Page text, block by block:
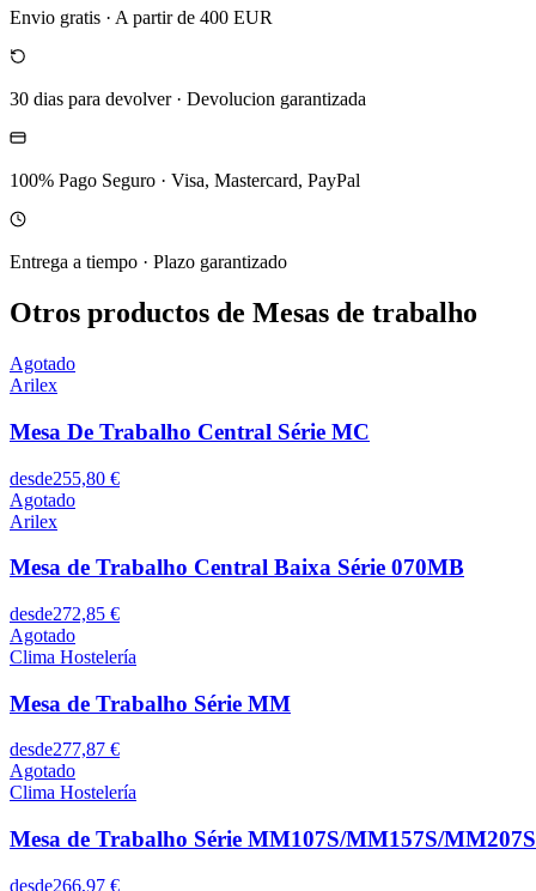
Envio gratis · A partir de 400 EUR
30 dias para devolver· Devolucion garantizada
100% Pago Seguro · Visa, Mastercard, PayPal
Entrega a tiempo · Plazo garantizado
Otros productos de Mesas de trabalho
Agotado
Arilex
Mesa De Trabalho Central Série MC
desde255,80 €
Agotado
Arilex
Mesa de Trabalho Central Baixa Série 070MB
desde272,85 €
Agotado
Clima Hostelería
Mesa de Trabalho Série MM
desde277,87 €
Agotado
Clima Hostelería
Mesa de Trabalho Série MM107S/MM157S/MM207S
desde266,97 €